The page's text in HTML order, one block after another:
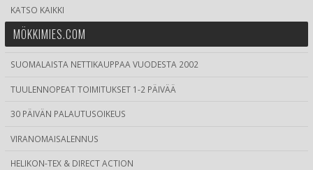
KATSO KAIKKI
MÖKKIMIES.COM
SUOMALAISTA NETTIKAUPPAA VUODESTA 2002
TUULENNOPEAT TOIMITUKSET 1-2 PÄIVÄÄ
30 PÄIVÄN PALAUTUSOIKEUS
VIRANOMAISALENNUS
HELIKON-TEX & DIRECT ACTION